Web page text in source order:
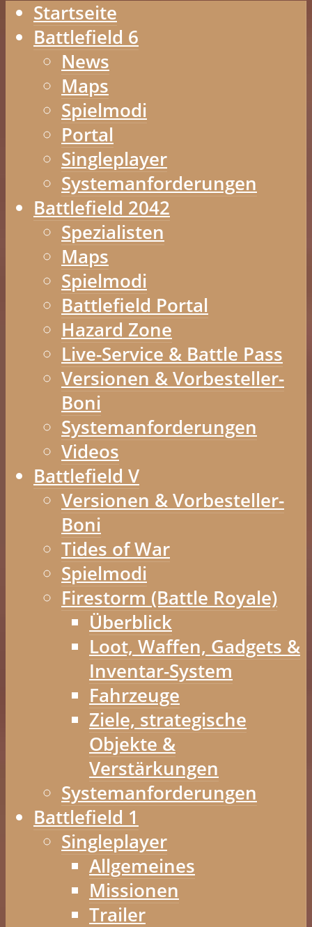
Startseite
Battlefield 6
News
Maps
Spielmodi
Portal
Singleplayer
Systemanforderungen
Battlefield 2042
Spezialisten
Maps
Spielmodi
Battlefield Portal
Hazard Zone
Live-Service & Battle Pass
Versionen & Vorbesteller-
Boni
Systemanforderungen
Videos
Battlefield V
Versionen & Vorbesteller-
Boni
Tides of War
Spielmodi
Firestorm (Battle Royale)
Überblick
Loot, Waffen, Gadgets &
Inventar-System
Fahrzeuge
Ziele, strategische
Objekte &
Verstärkungen
Systemanforderungen
Battlefield 1
Singleplayer
Allgemeines
Missionen
Trailer